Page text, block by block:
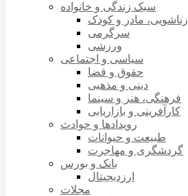
سبک زندگی و خانواده
زناشویی، مادر و کودک
سرگرمی
ورزشی
سیاسی و اجتماعی
حقوق و قضا
دینی و مذهبی
فرهنگی، هنر و سینما
کارآفرینی و بازاریابی
رویدادها و حوادث
طبیعت و حیوانات
گردشگری و مهاجرت
بانک و بورس
ارزدیجیتال
مجلات